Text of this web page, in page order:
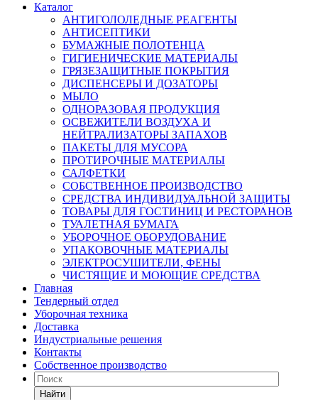
Каталог
АНТИГОЛОЛЕДНЫЕ РЕАГЕНТЫ
АНТИСЕПТИКИ
БУМАЖНЫЕ ПОЛОТЕНЦА
ГИГИЕНИЧЕСКИЕ МАТЕРИАЛЫ
ГРЯЗЕЗАЩИТНЫЕ ПОКРЫТИЯ
ДИСПЕНСЕРЫ И ДОЗАТОРЫ
МЫЛО
ОДНОРАЗОВАЯ ПРОДУКЦИЯ
ОСВЕЖИТЕЛИ ВОЗДУХА И
НЕЙТРАЛИЗАТОРЫ ЗАПАХОВ
ПАКЕТЫ ДЛЯ МУСОРА
ПРОТИРОЧНЫЕ МАТЕРИАЛЫ
САЛФЕТКИ
СОБСТВЕННОЕ ПРОИЗВОДСТВО
СРЕДСТВА ИНДИВИДУАЛЬНОЙ ЗАЩИТЫ
ТОВАРЫ ДЛЯ ГОСТИНИЦ И РЕСТОРАНОВ
ТУАЛЕТНАЯ БУМАГА
УБОРОЧНОЕ ОБОРУДОВАНИЕ
УПАКОВОЧНЫЕ МАТЕРИАЛЫ
ЭЛЕКТРОСУШИТЕЛИ, ФЕНЫ
ЧИСТЯЩИЕ И МОЮЩИЕ СРЕДСТВА
Главная
Тендерный отдел
Уборочная техника
Доставка
Индустриальные решения
Контакты
Собственное производство
Найти